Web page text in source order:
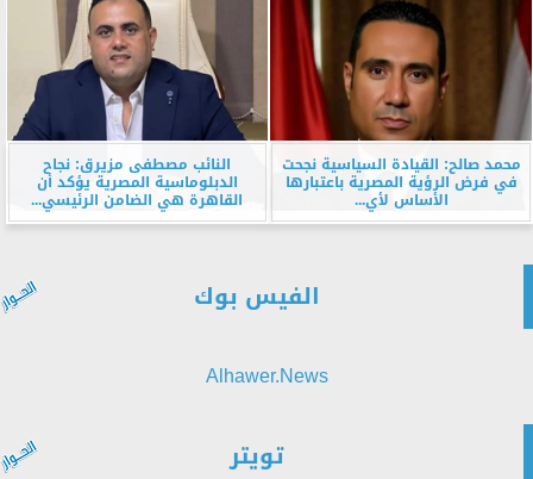
محمد صالح: القيادة السياسية نجحت
في فرض الرؤية المصرية باعتبارها
الأساس لأي...
النائب مصطفى مزيرق: نجاح
الدبلوماسية المصرية يؤكد أن
القاهرة هي الضامن الرئيسي...
الفيس بوك
Alhawer.News
تويتر